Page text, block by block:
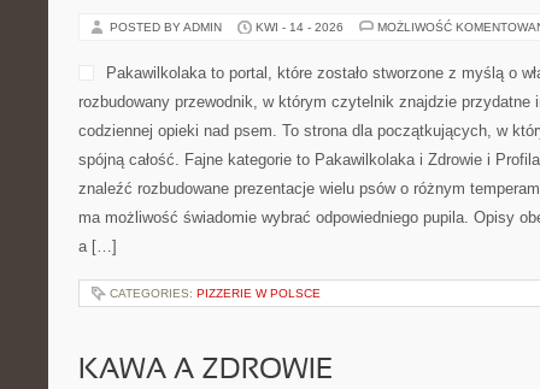
POSTED BY ADMIN KWI - 14 - 2026 MOŻLIWOŚĆ
Pakawilkolaka to portal, które zostało stworzone z myślą o
rozbudowany przewodnik, w którym czytelnik znajdzie przydatne
codziennej opieki nad psem. To strona dla początkujących, w
spójną całość. Fajne kategorie to Pakawilkolaka i Zdrowie i
znaleźć rozbudowane prezentacje wielu psów o różnym
ma możliwość świadomie wybrać odpowiedniego pupila. Opisy
a […]
CATEGORIES: PIZZERIE W POLSCE
KAWA A ZDROWIE